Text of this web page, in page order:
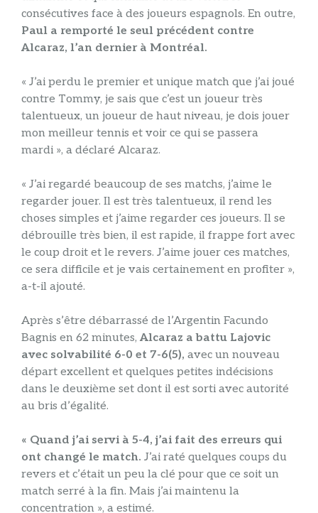
consécutives face à des joueurs espagnols. En outre,
Paul a remporté le seul précédent contre
Alcaraz, l’an dernier à Montréal.
« J’ai perdu le premier et unique match que j’ai joué
contre Tommy, je sais que c’est un joueur très
talentueux, un joueur de haut niveau, je dois jouer
mon meilleur tennis et voir ce qui se passera
mardi », a déclaré Alcaraz.
« J’ai regardé beaucoup de ses matchs, j’aime le
regarder jouer. Il est très talentueux, il rend les
choses simples et j’aime regarder ces joueurs. Il se
débrouille très bien, il est rapide, il frappe fort avec
le coup droit et le revers. J’aime jouer ces matches,
ce sera difficile et je vais certainement en profiter »,
a-t-il ajouté.
Après s’être débarrassé de l’Argentin Facundo
Bagnis en 62 minutes, Alcaraz a battu Lajovic
avec solvabilité 6-0 et 7-6(5), avec un nouveau
départ excellent et quelques petites indécisions
dans le deuxième set dont il est sorti avec autorité
au bris d’égalité.
« Quand j’ai servi à 5-4, j’ai fait des erreurs qui
ont changé le match. J’ai raté quelques coups du
revers et c’était un peu la clé pour que ce soit un
match serré à la fin. Mais j’ai maintenu la
concentration », a estimé.